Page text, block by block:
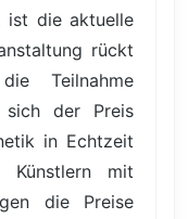
ist die aktuelle
rückt
Teilnahme
der Preis
in Echtzeit
mit
die Preise